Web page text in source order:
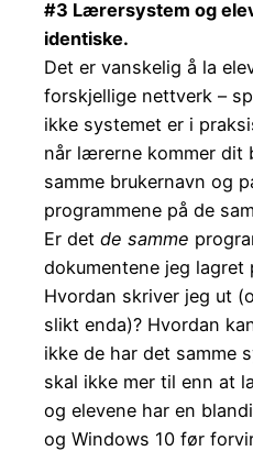
#3 Lærersystem og
identiske.
Det er vanskelig å la
forskjellige nettverk –
ikke systemet er i
når lærerne kommer dit
samme brukernavn og
programmene på de
Er det de samme
dokumentene jeg lagret
Hvordan skriver jeg ut
slikt enda)? Hvordan
ikke de har det samme
skal ikke mer til enn at
og elevene har en
og Windows 10 før